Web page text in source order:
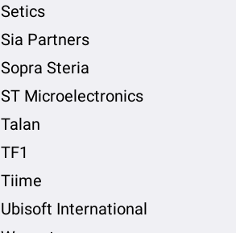
Setics
Sia Partners
Sopra Steria
ST Microelectronics
Talan
TF1
Tiime
Ubisoft International